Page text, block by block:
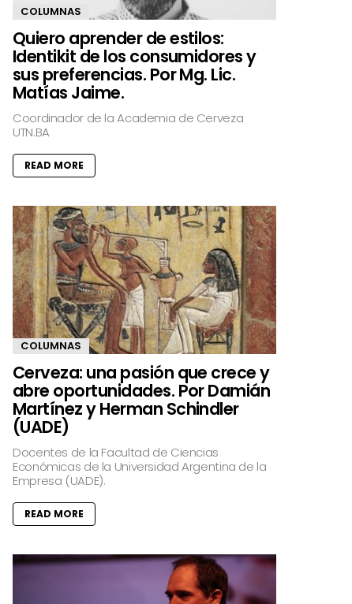
COLUMNAS
Quiero aprender de estilos:
Identikit de los consumidores y
sus preferencias. Por Mg. Lic.
Matías Jaime.
Coordinador de la Academia de Cerveza
UTN.BA
READ MORE
COLUMNAS
Cerveza: una pasión que crece y
abre oportunidades. Por Damián
Martínez y Herman Schindler
(UADE)
Docentes de la Facultad de Ciencias
Económicas de la Universidad Argentina de la
Empresa (UADE).
READ MORE